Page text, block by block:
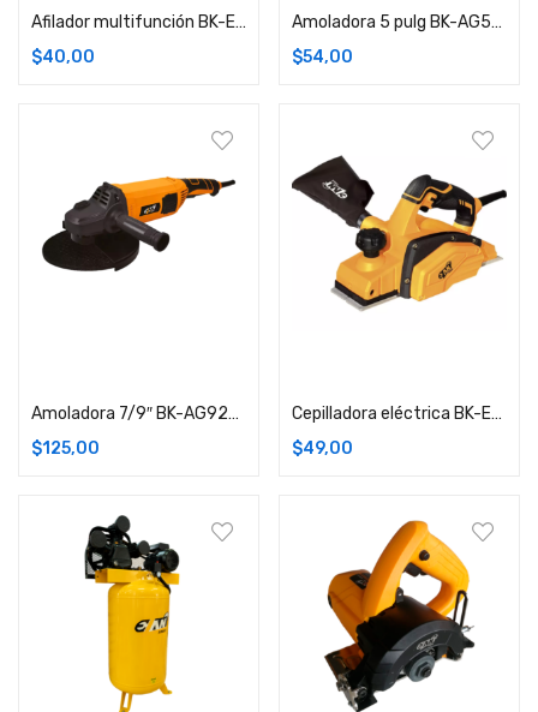
Afilador multifunción BK-EMS51 96W
$40,00
Amoladora 5 pulg BK-AG5125 1350W
$54,00
Amoladora 7/9″ BK-AG9230 2400W
$125,00
Cepilladora eléctrica BK-EP1900BX
$49,00